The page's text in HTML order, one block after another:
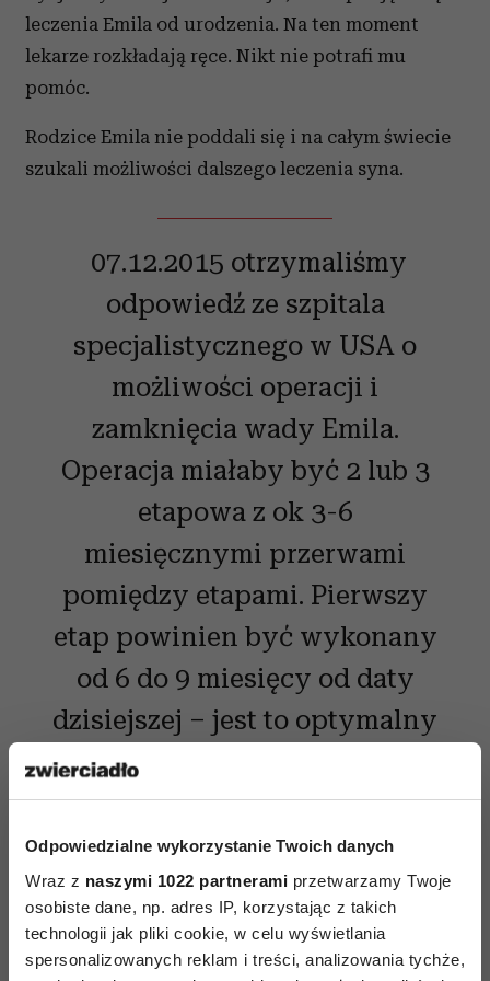
Odpowiedzialne wykorzystanie Twoich danych
Wraz z naszymi 1022 partnerami przetwarzamy Twoje
osobiste dane, np. adres IP, korzystając z takich
technologii jak pliki cookie, w celu wyświetlania
spersonalizowanych reklam i treści, analizowania tychże,
leczenia Emila od urodzenia. Na ten moment
lekarze rozkładają ręce. Nikt nie potrafi mu
pomóc.
Rodzice Emila nie poddali się i na całym świecie
szukali możliwości dalszego leczenia syna.
07.12.2015 otrzymaliśmy
odpowiedź ze szpitala
specjalistycznego w USA o
możliwości operacji i
zamknięcia wady Emila.
Operacja miałaby być 2 lub 3
etapowa z ok 3-6
miesięcznymi przerwami
pomiędzy etapami. Pierwszy
etap powinien być wykonany
od 6 do 9 miesięcy od daty
dzisiejszej – jest to optymalny
czas ponieważ sytuacja
naczyń u dzieci z tą wadą się
zmienia – niektóre kolaterale
mogą zanikać lub się zwężać.
Lepiej też operować dziecko,
które jest w lepszej kondycji,